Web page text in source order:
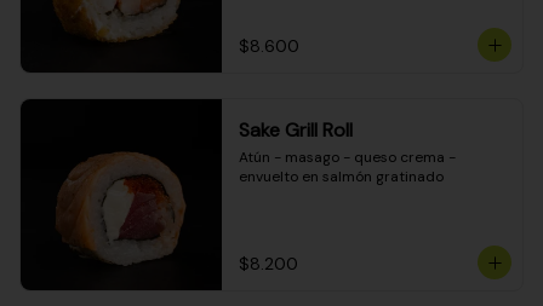
$8.600
Sake Grill Roll
Atún - masago - queso crema -
envuelto en salmón gratinado
$8.200